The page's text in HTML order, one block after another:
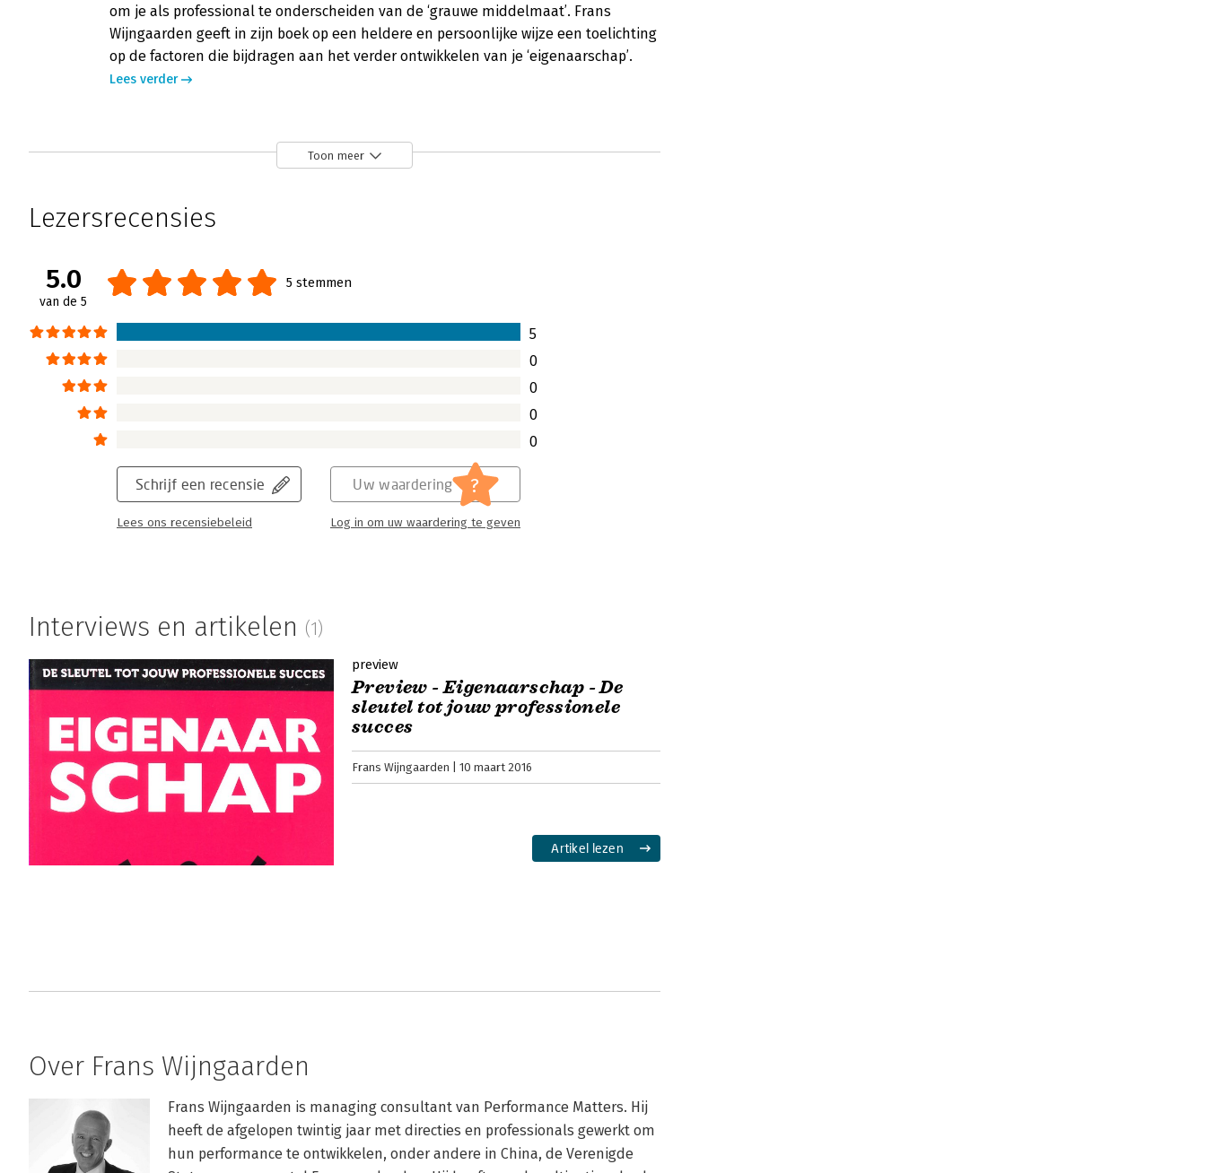
om je als professional te onderscheiden van de ‘grauwe middelmaat’. Frans
Wijngaarden geeft in zijn boek op een heldere en persoonlijke wijze een toelichting
op de factoren die bijdragen aan het verder ontwikkelen van je ‘eigenaarschap’.
Lees verder
Eigenaarschap - De sleutel tot jouw succes
wereld waar professionals zelfstandig en zelfsturend willen en/of moeten werken
Lees verder
Toon meer
Lezersrecensies
5.0
van de 5
5 stemmen
5
0
0
0
0
Schrijf een recensie
Lees ons recensiebeleid
Uw waardering ?
Log in om uw waardering te geven
Interviews en artikelen (1)
preview
Preview - Eigenaarschap - De
sleutel tot jouw professionele
succes
Frans Wijngaarden 10 maart 2016
Artikel lezen
Over Frans Wijngaarden
Frans Wijngaarden is managing consultant van Performance Matters. Hij
heeft de afgelopen twintig jaar met directies en professionals gewerkt om
hun performance te ontwikkelen, onder andere in China, de Verenigde